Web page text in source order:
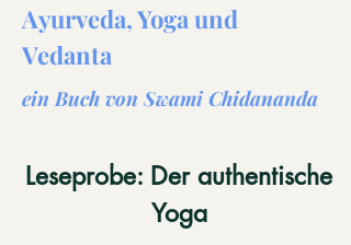
Ayurveda, Yoga und
Vedanta
ein Buch von Swami Chidananda
Leseprobe: Der authentische
Yoga